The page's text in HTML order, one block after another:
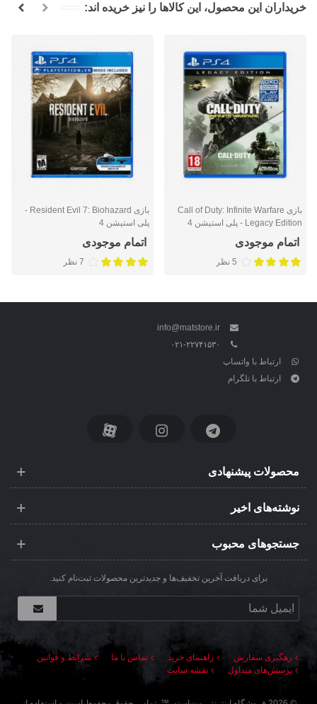
خریداران این محصول، این کالاها را نیز خریده اند:
بازی Call of Duty: Infinite Warfare
Legacy Edition - پلی استیشن 4
اتمام موجودی
5 نظر
بازی Resident Evil 7: Biohazard -
پلی استیشن 4
اتمام موجودی
7 نظر
info@matstore.ir
۰۲۱-۲۲۷۴۱۵۳۰
ارتباط با واتساپ
ارتباط با تلگرام
محصولات پیشنهادی
نوشته‌های اخیر
جستجوهای محبوب
برای دریافت آخرین تخفیف‌ها و جدیدترین محصولات ثبت‌نام کنید.
رهگیری سفارش راهنمای خرید تماس با ما
شرایط و قوانین
پرسش‌های متداول
نقشه سایت